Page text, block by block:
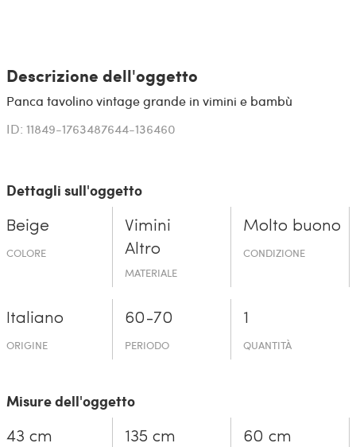
Descrizione dell'oggetto
Panca tavolino vintage grande in vimini e bambù
ID: 11849-1763487644-136460
Dettagli sull'oggetto
Beige
COLORE
Vimini
Altro
MATERIALE
Molto buono
CONDIZIONE
Italiano
ORIGINE
60-70
PERIODO
1
QUANTITÀ
Misure dell'oggetto
43 cm 135 cm 60 cm